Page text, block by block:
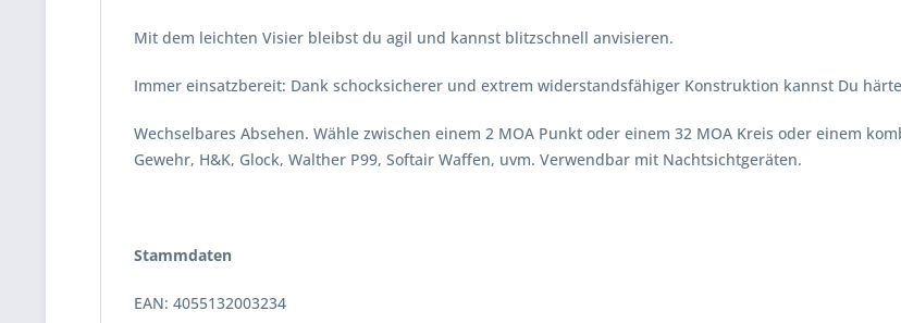
Mit dem leichten Visier bleibst du agil und kannst blitzschnell anvisieren.
Immer einsatzbereit: Dank schocksicherer und extrem widerstandsfähiger Konstruktion kannst Du
Wechselbares Absehen. Wähle zwischen einem 2 MOA Punkt oder einem 32 MOA Kreis oder einem
Gewehr, H&K, Glock, Walther P99, Softair Waffen, uvm. Verwendbar mit Nachtsichtgeräten.
Stammdaten
EAN: 4055132003234